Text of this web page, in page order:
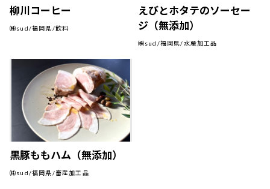
柳川コーヒー
㈱sud/福岡県/飲料
えびとホタテのソーセー
ジ（無添加）
㈱sud/福岡県/水産加工品
黒豚ももハム（無添加）
㈱sud/福岡県/畜産加工品